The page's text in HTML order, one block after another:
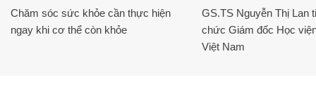
Chăm sóc sức khỏe cần thực hiện
ngay khi cơ thể còn khỏe
GS.TS Nguyễn Thị Lan
chức Giám đốc Học
Việt Nam